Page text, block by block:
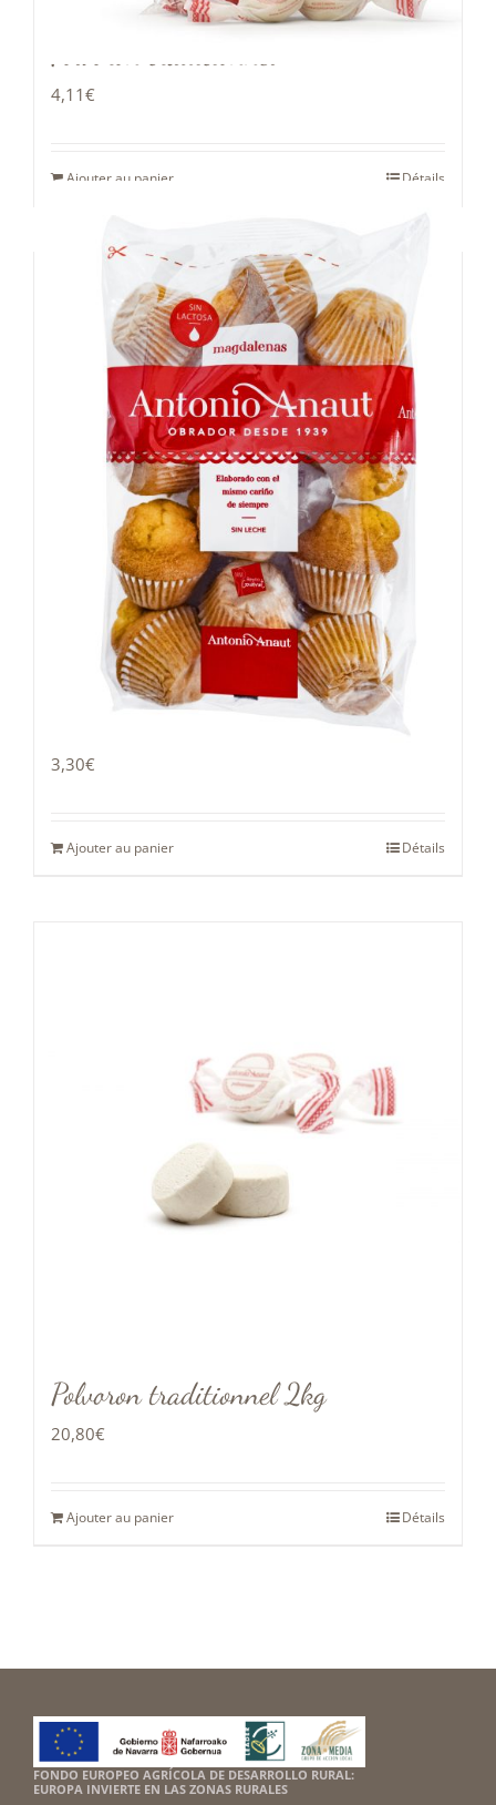
Polvoron traditionnel
4,11€
Ajouter au panier Détails
3,30€
Ajouter au panier Détails
Polvoron traditionnel 2kg
20,80€
Ajouter au panier Détails
FONDO EUROPEO AGRÍCOLA DE DESARROLLO RURAL:
EUROPA INVIERTE EN LAS ZONAS RURALES